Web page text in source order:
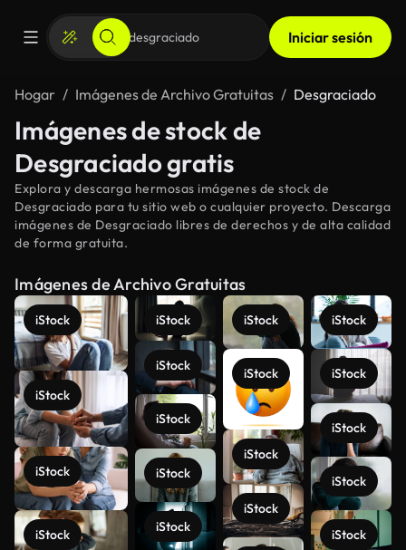
Iniciar sesión
Hogar Imágenes de Archivo Gratuitas Desgraciado
Imágenes de stock de
Desgraciado gratis
Explora y descarga hermosas imágenes de stock de
Desgraciado para tu sitio web o cualquier proyecto. Descarga
imágenes de Desgraciado libres de derechos y de alta calidad
de forma gratuita.
Imágenes de Archivo Gratuitas
iStock
iStock
iStock
iStock
iStock
iStock
iStock
iStock
iStock
iStock
iStock
iStock
iStock
iStock
iStock
iStock
iStock
iStock